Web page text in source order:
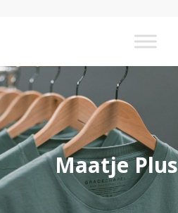
Maatje Plus